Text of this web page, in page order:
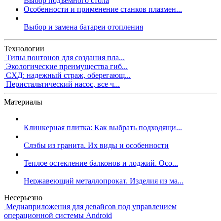
Особенности и применение станков плазмен...
Выбор и замена батареи отопления
Технологии
Типы понтонов для создания пла...
Экологические преимущества гиб...
СХД: надежный страж, оберегающ...
Перистальтический насос, все ч...
Материалы
Клинкерная плитка: Как выбрать подходящи...
Слэбы из гранита. Их виды и особенности
Теплое остекление балконов и лоджий. Осо...
Нержавеющий металлопрокат. Изделия из ма...
Несерьезно
Медиаприложения для девайсов под управлением
операционной системы Android